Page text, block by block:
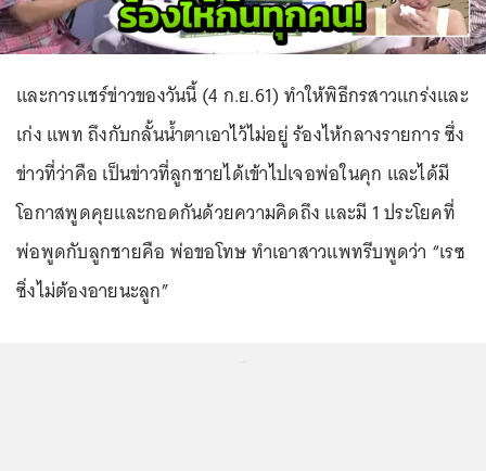
และการแชร์ข่าวของวันนี้ (4 ก.ย.61) ทำให้พิธีกรสาวแกร่งและ
เก่ง แพท ถึงกับกลั้นน้ำตาเอาไว้ไม่อยู่ ร้องไห้กลางรายการ ซึ่ง
ข่าวที่ว่าคือ เป็นข่าวที่ลูกชายได้เข้าไปเจอพ่อในคุก และได้มี
โอกาสพูดคุยและกอดกันด้วยความคิดถึง และมี 1 ประโยคที่
พ่อพูดกับลูกชายคือ พ่อขอโทษ ทำเอาสาวแพทรีบพูดว่า “เรซ
ซิ่งไม่ต้องอายนะลูก”